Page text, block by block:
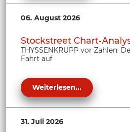
06. August 2026
Stockstreet Chart-
THYSSENKRUPP vor Zahlen:
Fahrt auf
Weiterlesen...
31. Juli 2026